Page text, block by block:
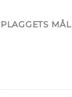
PLAGGETS MÅL